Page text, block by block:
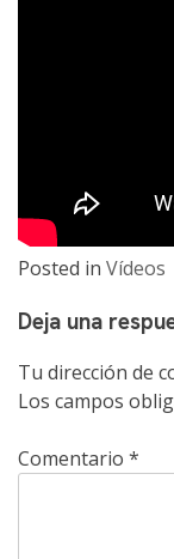
Posted in Vídeos
Deja una
Tu dirección de
Los campos
Comentario *